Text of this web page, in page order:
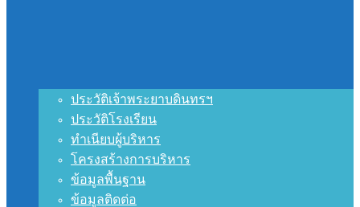
ประวัติเจ้าพระยาบดินทรฯ
ประวัติโรงเรียน
ทำเนียบผู้บริหาร
โครงสร้างการบริหาร
ข้อมูลพื้นฐาน
ข้อมูลติดต่อ